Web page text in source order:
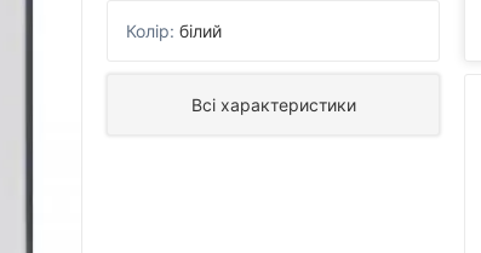
Колір: білий
Всі характеристики